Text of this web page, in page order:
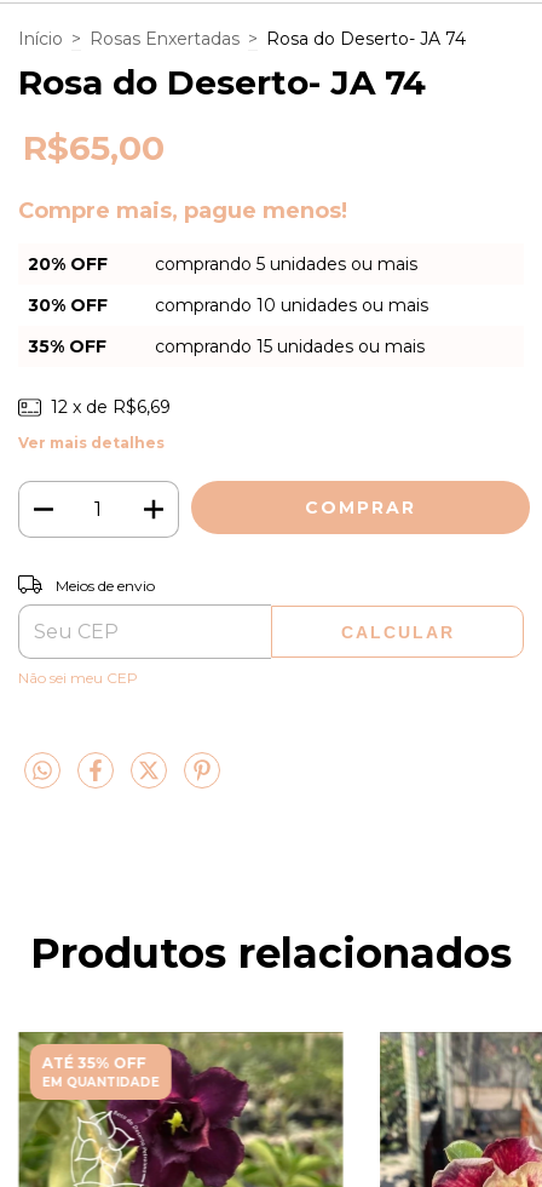
Início > Rosas Enxertadas > Rosa do Deserto- JA 74
Rosa do Deserto- JA 74
R$65,00
Compre mais, pague menos!
20% OFF
comprando 5 unidades ou mais
30% OFF
comprando 10 unidades ou mais
35% OFF
comprando 15 unidades ou mais
12 x de R$6,69
Ver mais detalhes
Entregas para o CEP:
Meios de envio
CALCULAR
Não sei meu CEP
Produtos relacionados
ATÉ 35% OFF
EM QUANTIDADE